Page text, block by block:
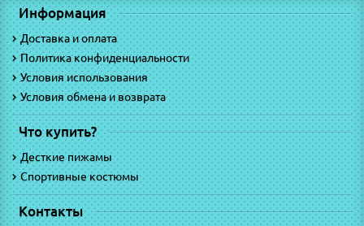
Информация
Доставка и оплата
Политика конфиденциальности
Условия использования
Условия обмена и возврата
Что купить?
Десткие пижамы
Спортивные костюмы
Контакты